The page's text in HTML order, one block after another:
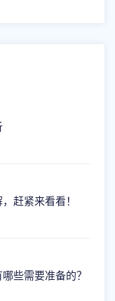
赶紧来看看！
些需要准备的？